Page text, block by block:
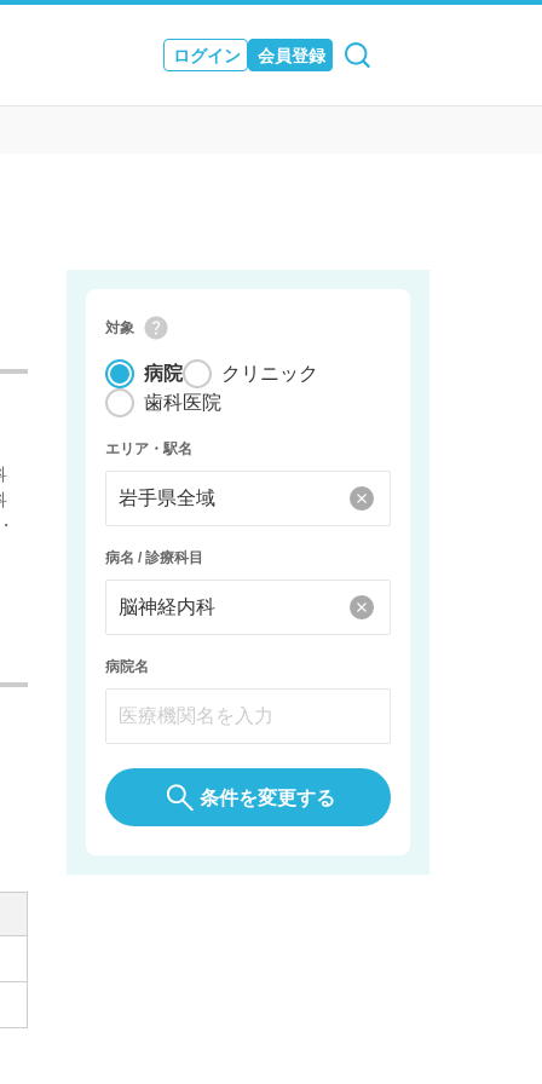
ログイン 会員登録
対象
病院
クリニック
歯科医院
エリア・駅名
病名 / 診療科目
病院名
条件を変更する